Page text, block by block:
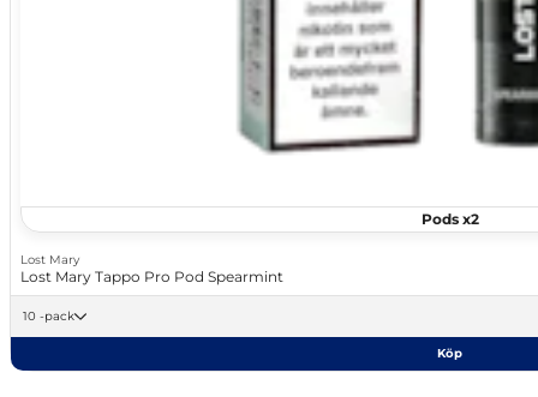
Pods x2
Lost Mary
Lost Mary Tappo Pro Pod Spearmint
10 -pack
Köp